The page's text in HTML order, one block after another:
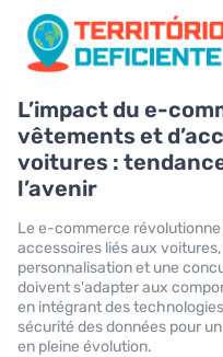
L’impact du e-
vêtements et
voitures :
l’avenir
Le e-commerce
accessoires liés aux
personnalisation et une
doivent s'adapter aux
en intégrant des
sécurité des données pour
en pleine évolution.